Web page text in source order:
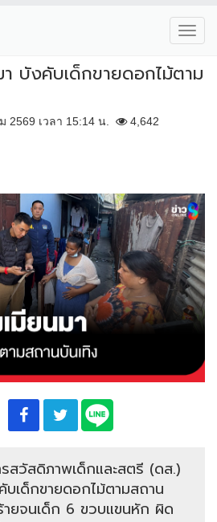
บังคับเด็กขายดอกไม้ตาม
2569 เวลา 15:14 น. 4,642
สวัสดิภาพเด็กและสตรี (ดส.)
เด็กขายดอกไม้ตามสถาน
ยจนเด็ก 6 ขวบแขนหัก ผิด